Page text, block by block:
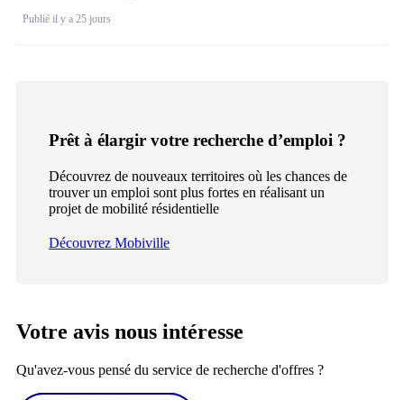
Publié il y a 25 jours
Prêt à élargir votre recherche d’emploi ?
Découvrez de nouveaux territoires où les chances de
trouver un emploi sont plus fortes en réalisant un
projet de mobilité résidentielle
Découvrez Mobiville
Votre avis nous intéresse
Qu'avez-vous pensé du service de recherche d'offres ?